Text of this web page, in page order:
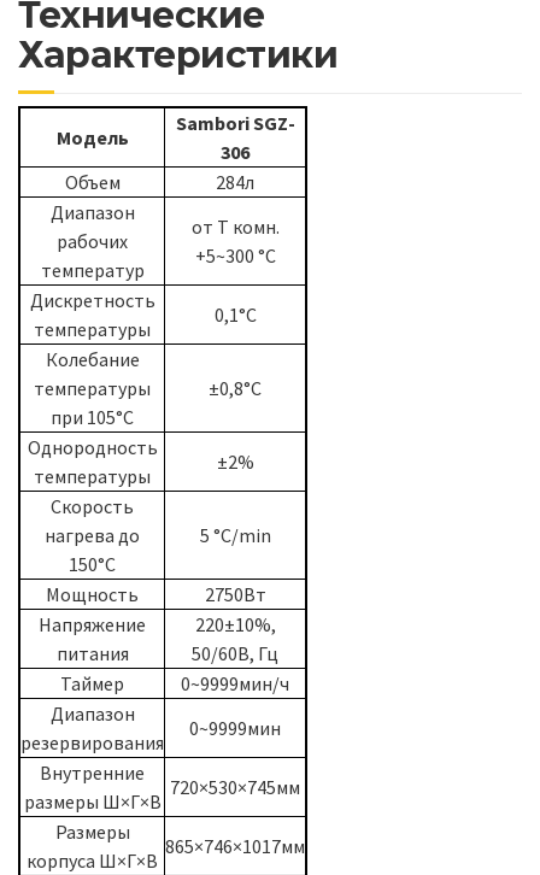
Технические
Характеристики
Модель
Sambori SGZ-
306
Объем
284л
Диапазон
рабочих
температур
от Т комн.
+5~300 °C
Дискретность
температуры
0,1°C
Колебание
температуры
при 105°C
±0,8°C
Однородность
температуры
±2%
Скорость
нагрева до
150°C
5 °C/min
Мощность
2750Вт
Напряжение
питания
220±10%,
50/60В, Гц
Таймер
0~9999мин/ч
Диапазон
резервирования
0~9999мин
Внутренние
размеры Ш×Г×В
720×530×745мм
Размеры
корпуса Ш×Г×В
865×746×1017мм